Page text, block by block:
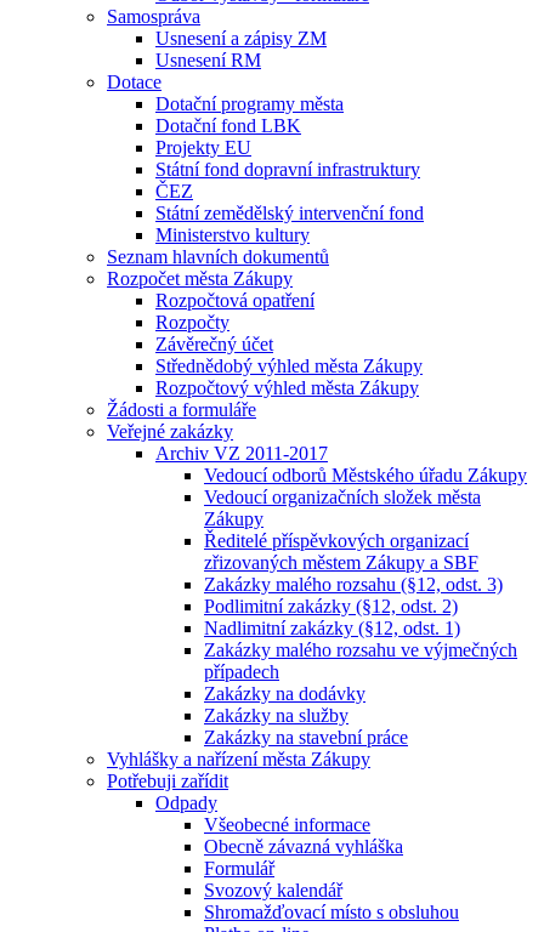
Samospráva
Usnesení a zápisy ZM
Usnesení RM
Dotace
Dotační programy města
Dotační fond LBK
Projekty EU
Státní fond dopravní infrastruktury
ČEZ
Státní zemědělský intervenční fond
Ministerstvo kultury
Seznam hlavních dokumentů
Rozpočet města Zákupy
Rozpočtová opatření
Rozpočty
Závěrečný účet
Střednědobý výhled města Zákupy
Rozpočtový výhled města Zákupy
Žádosti a formuláře
Veřejné zakázky
Archiv VZ 2011-2017
Vedoucí odborů Městského úřadu Zákupy
Vedoucí organizačních složek města
Zákupy
Ředitelé příspěvkových organizací
zřizovaných městem Zákupy a SBF
Zakázky malého rozsahu (§12, odst. 3)
Podlimitní zakázky (§12, odst. 2)
Nadlimitní zakázky (§12, odst. 1)
Zakázky malého rozsahu ve výjmečných
případech
Zakázky na dodávky
Zakázky na služby
Zakázky na stavební práce
Vyhlášky a nařízení města Zákupy
Potřebuji zařídit
Odpady
Všeobecné informace
Obecně závazná vyhláška
Formulář
Svozový kalendář
Shromažďovací místo s obsluhou